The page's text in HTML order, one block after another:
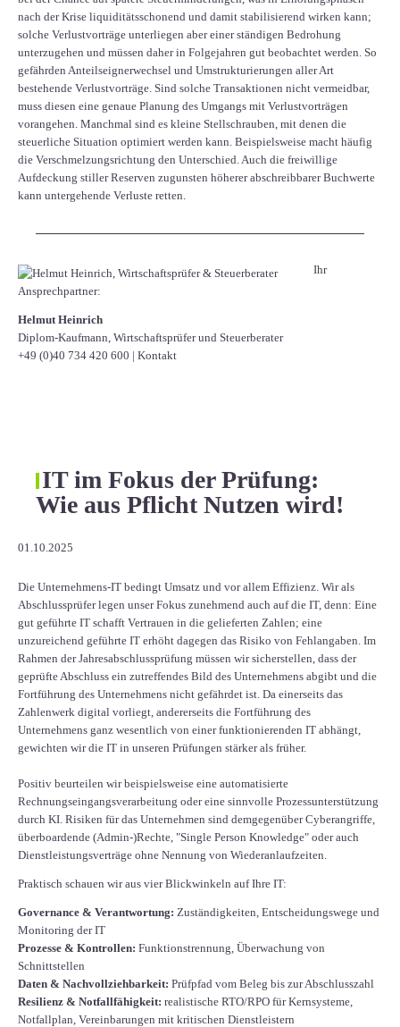
nach der Krise liquiditätsschonend und damit stabilisierend wirken kann;
solche Verlustvorträge unterliegen aber einer ständigen Bedrohung
unterzugehen und müssen daher in Folgejahren gut beobachtet werden. So
gefährden Anteilseignerwechsel und Umstrukturierungen aller Art
bestehende Verlustvorträge. Sind solche Transaktionen nicht vermeidbar,
muss diesen eine genaue Planung des Umgangs mit Verlustvorträgen
vorangehen. Manchmal sind es kleine Stellschrauben, mit denen die
steuerliche Situation optimiert werden kann. Beispielsweise macht häufig
die Verschmelzungsrichtung den Unterschied. Auch die freiwillige
Aufdeckung stiller Reserven zugunsten höherer abschreibbarer Buchwerte
kann untergehende Verluste retten.
Ihr
Ansprechpartner:
Helmut Heinrich
Diplom-Kaufmann, Wirtschaftsprüfer ​und Steuerberater
+49 (0)40 734 420 600 | Kontakt
IT im Fokus der Prüfung:
Wie aus Pflicht Nutzen wird!
01.10.2025
Die Unternehmens-IT bedingt Umsatz und vor allem Effizienz. Wir als
Abschlussprüfer legen unser Fokus zunehmend auch auf die IT, denn: Eine
gut geführte IT schafft Vertrauen in die gelieferten Zahlen; eine
unzureichend geführte IT erhöht dagegen das Risiko von Fehlangaben. Im
Rahmen der Jahresabschlussprüfung müssen wir sicherstellen, dass der
geprüfte Abschluss ein zutreffendes Bild des Unternehmens abgibt und die
Fortführung des Unternehmens nicht gefährdet ist. Da einerseits das
Zahlenwerk digital vorliegt, andererseits die Fortführung des
Unternehmens ganz wesentlich von einer funktionierenden IT abhängt,
gewichten wir die IT in unseren Prüfungen stärker als früher.
Positiv beurteilen wir beispielsweise eine automatisierte
Rechnungseingangsverarbeitung oder eine sinnvolle Prozessunterstützung
durch KI. Risiken für das Unternehmen sind demgegenüber Cyberangriffe,
überboardende (Admin-)Rechte, "Single Person Knowledge" oder auch
Dienstleistungsverträge ohne Nennung von Wiederanlaufzeiten.
Praktisch schauen wir aus vier Blickwinkeln auf Ihre IT:
Governance & Verantwortung: Zuständigkeiten, Entscheidungswege und
Monitoring der IT
Prozesse & Kontrollen: Funktionstrennung, Überwachung von
Schnittstellen
Daten & Nachvollziehbarkeit: Prüfpfad vom Beleg bis zur Abschlusszahl
Resilienz & Notfallfähigkeit: realistische RTO/RPO für Kernsysteme,
Notfallplan, Vereinbarungen mit kritischen Dienstleistern